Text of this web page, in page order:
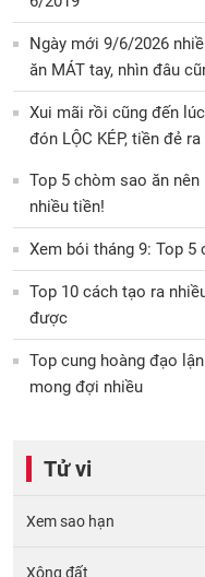
Ngày mới 9/6/2026
ăn MÁT tay, nhìn đâu
Xui mãi rồi cũng đến
đón LỘC KÉP, tiền đẻ
Top 5 chòm sao ăn
nhiều tiền!
Xem bói tháng 9: Top 5
Top 10 cách tạo ra
được
Top cung hoàng đạo
mong đợi nhiều
Tử vi
Xem sao hạn
Xông đất